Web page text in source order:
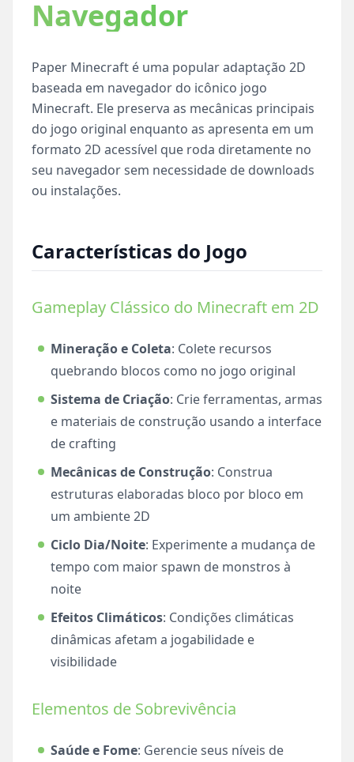
Navegador
Paper Minecraft é uma popular adaptação 2D
baseada em navegador do icônico jogo
Minecraft. Ele preserva as mecânicas principais
do jogo original enquanto as apresenta em um
formato 2D acessível que roda diretamente no
seu navegador sem necessidade de downloads
ou instalações.
Características do Jogo
Gameplay Clássico do Minecraft em 2D
Mineração e Coleta: Colete recursos
quebrando blocos como no jogo original
Sistema de Criação: Crie ferramentas, armas
e materiais de construção usando a interface
de crafting
Mecânicas de Construção: Construa
estruturas elaboradas bloco por bloco em
um ambiente 2D
Ciclo Dia/Noite: Experimente a mudança de
tempo com maior spawn de monstros à
noite
Efeitos Climáticos: Condições climáticas
dinâmicas afetam a jogabilidade e
visibilidade
Elementos de Sobrevivência
Saúde e Fome: Gerencie seus níveis de